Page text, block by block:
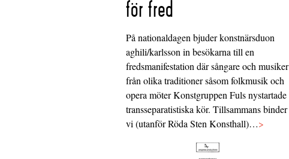
för fred
På nationaldagen bjuder konstnärsduon
aghili/karlsson in besökarna till en
fredsmanifestation där sångare och musiker
från olika traditioner såsom folkmusik och
opera möter Konstgruppen Fuls nystartade
transseparatistiska kör. Tillsammans binder
vi (utanför Röda Sten Konsthall)…>